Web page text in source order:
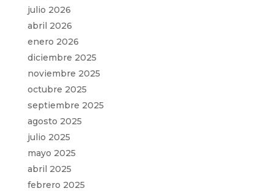
julio 2026
abril 2026
enero 2026
diciembre 2025
noviembre 2025
octubre 2025
septiembre 2025
agosto 2025
julio 2025
mayo 2025
abril 2025
febrero 2025